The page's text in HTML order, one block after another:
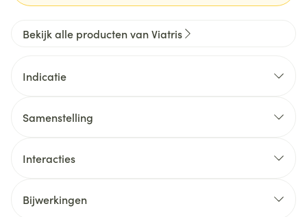
Bekijk alle producten van Viatris
Indicatie
geneesmiddelen die de bloeddruk verlagen door de
Samenstelling
Olmesartan/Amlodipin/HCT Mylan 20 mg / 5 mg /
Interacties
Bijwerkingen